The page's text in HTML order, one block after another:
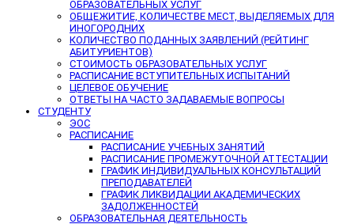
ОБРАЗОВАТЕЛЬНЫХ УСЛУГ
ОБЩЕЖИТИЕ, КОЛИЧЕСТВЕ МЕСТ, ВЫДЕЛЯЕМЫХ ДЛЯ
ИНОГОРОДНИХ
КОЛИЧЕСТВО ПОДАННЫХ ЗАЯВЛЕНИЙ (РЕЙТИНГ
АБИТУРИЕНТОВ)
СТОИМОСТЬ ОБРАЗОВАТЕЛЬНЫХ УСЛУГ
РАСПИСАНИЕ ВСТУПИТЕЛЬНЫХ ИСПЫТАНИЙ
ЦЕЛЕВОЕ ОБУЧЕНИЕ
ОТВЕТЫ НА ЧАСТО ЗАДАВАЕМЫЕ ВОПРОСЫ
СТУДЕНТУ
ЭОС
РАСПИСАНИЕ
РАСПИСАНИЕ УЧЕБНЫХ ЗАНЯТИЙ
РАСПИСАНИЕ ПРОМЕЖУТОЧНОЙ АТТЕСТАЦИИ
ГРАФИК ИНДИВИДУАЛЬНЫХ КОНСУЛЬТАЦИЙ
ПРЕПОДАВАТЕЛЕЙ
ГРАФИК ЛИКВИДАЦИИ АКАДЕМИЧЕСКИХ
ЗАДОЛЖЕННОСТЕЙ
ОБРАЗОВАТЕЛЬНАЯ ДЕЯТЕЛЬНОСТЬ